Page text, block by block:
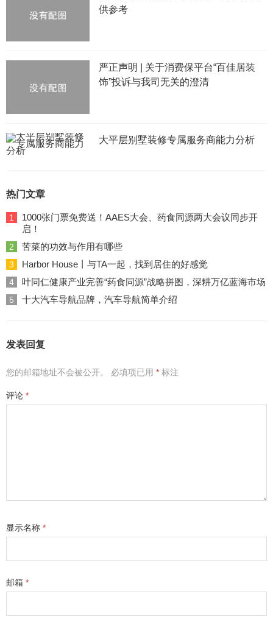
供参考
严正声明 | 关于消费保平台“百佳居装
饰”投诉与我司无关的澄清
大平层别墅装修专属服务商能力分析
热门文章
1
1000张门票免费送！AAES大会、药食同源两大会议同步开
启！
2 苦菜的功效与作用有哪些
3 Harbor House丨与TA一起，找到居住的好感觉
4 叶同仁健康产业完善“药食同源”战略拼图，深耕万亿蓝海市场
5 十大汽车导航品牌，汽车导航简单介绍
发表回复
您的邮箱地址不会被公开。 必填项已用 * 标注
评论 *
显示名称 *
邮箱 *